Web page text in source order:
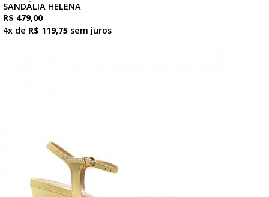
SANDÁLIA HELENA
R$ 479,00
4x de R$ 119,75 sem juros